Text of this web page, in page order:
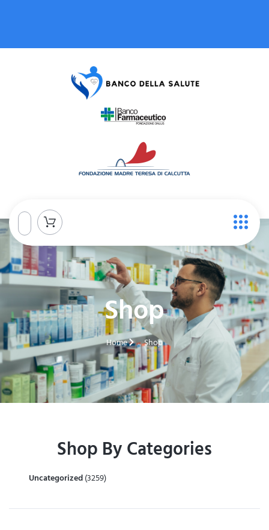
Shop
Home Shop
Shop By Categories
Uncategorized(3259)